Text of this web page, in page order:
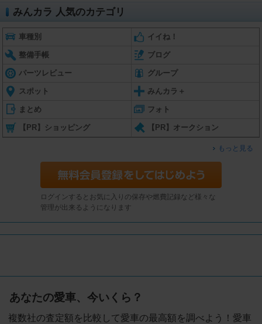
みんカラ 人気のカテゴリ
車種別 イイね！
整備手帳 ブログ
パーツレビュー グループ
スポット みんカラ＋
まとめ フォト
【PR】ショッピング 【PR】オークション
もっと見る
ログインするとお気に入りの保存や燃費記録など様々な
管理が出来るようになります
あなたの愛車、今いくら？
複数社の査定額を比較して愛車の最高額を調べよう！愛車